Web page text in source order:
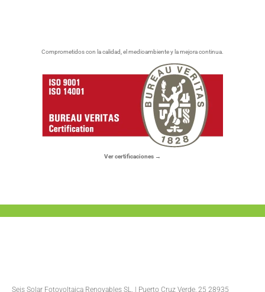
Comprometidos con la calidad, el medioambiente y la mejora continua.
Ver certificaciones →
Seis Solar Fotovoltaica Renovables SL. | Puerto Cruz Verde, 25 28935